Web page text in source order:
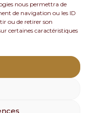
nous permettra de
de navigation ou les ID
ou de retirer son
certaines caractéristiques
CEDEX 5